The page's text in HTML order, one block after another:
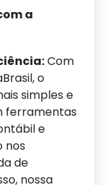
a
Com
o
simples e
ferramentas
e
nos
de
nossa